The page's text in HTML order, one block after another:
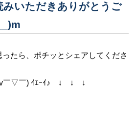
みいただきありがとうご
たら、ポチッとシェアしてくださ
v￣▽￣) ｲｴｰｲ♪ ↓ ↓ ↓